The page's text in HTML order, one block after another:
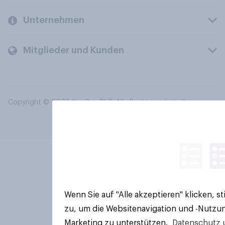
Unternehmen
Mitglieder und Kunden
Copyright © 2026 YouGov PLC. Alle Rechte vorbehalten.
Wenn Sie auf "Alle akzeptieren" klicken,
zu, um die Websitenavigation und -
Marketing zu unterstützen.
Datenschutz